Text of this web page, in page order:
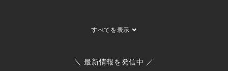
すべてを表示
茨城県 稲敷市 群馬県 桐生市
小田原箱根商工会議所
＼ 最新情報を発信中 ／